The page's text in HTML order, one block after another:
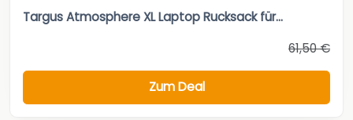
Targus Atmosphere XL Laptop Rucksack für...
61,50 €
Zum Deal